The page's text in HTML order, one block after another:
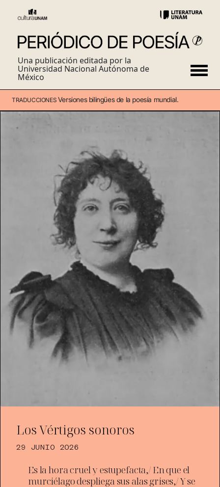
Una publicación editada por la
Universidad Nacional Autónoma de
México
TRADUCCIONES Versiones bilingües de la poesía mundial.
Los Vértigos sonoros
29 JUNIO 2026
Es la hora cruel y estupefacta,/ En que el
murciélago despliega sus alas grises,/ Y se